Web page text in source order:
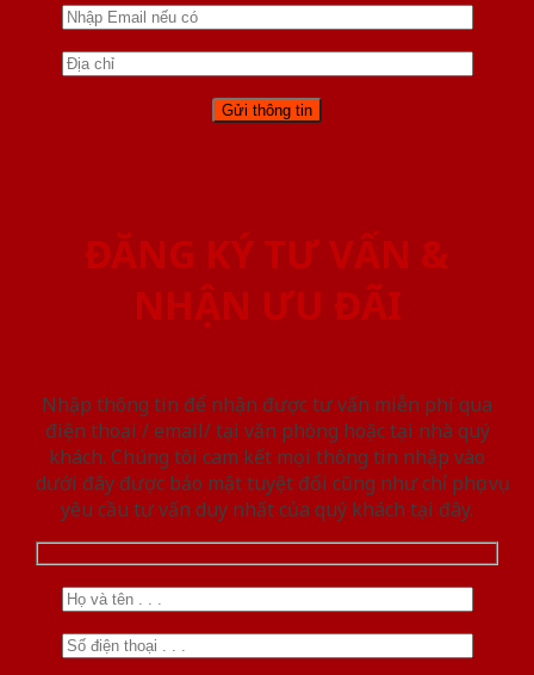
ĐĂNG KÝ TƯ VẤN &
NHẬN ƯU ĐÃI
Nhập thông tin để nhận được tư vấn miễn phí qua
điện thoại / email/ tại văn phòng hoặc tại nhà quý
khách. Chúng tôi cam kết mọi thông tin nhập vào
dưới đây được bảo mật tuyệt đối cũng như chỉ phục vụ
yêu cầu tư vấn duy nhất của quý khách tại đây.